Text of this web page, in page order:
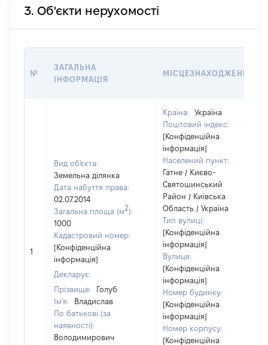
3. Об'єкти нерухомості
№
ЗАГАЛЬНА
ІНФОРМАЦІЯ
МІСЦЕЗНАХОДЖЕННЯ
1
Вид об'єкта:
Земельна ділянка
Дата набуття права:
02.07.2014
Загальна площа (м2):
1000
Кадастровий номер:
[Конфіденційна
інформація]
Декларує:
Прізвище:
Голуб
Ім'я:
Владислав
По батькові (за
наявності):
Володимирович
Країна:
Україна
Поштовий індекс:
[Конфіденційна
інформація]
Населений пункт:
Гатне / Києво-
Святошинський
Район / Київська
Область / Україна
Тип вулиці:
[Конфіденційна
інформація]
Вулиця:
[Конфіденційна
інформація]
Номер будинку:
[Конфіденційна
інформація]
Номер корпусу:
[Конфіденційна